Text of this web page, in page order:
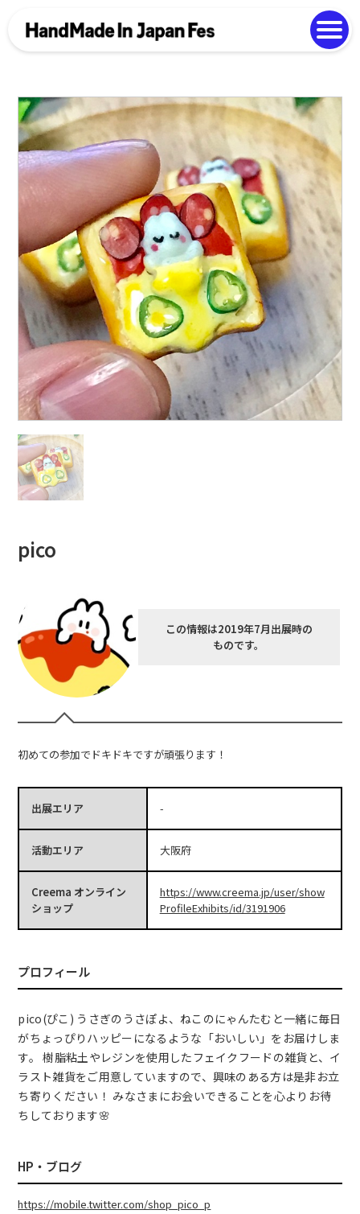
Photo Gallery
EN 中文
pico
この情報は2019年7月出展時の
ものです。
初めての参加でドキドキですが頑張ります！
出展エリア -
活動エリア 大阪府
Creema オンライン
ショップ
https://www.creema.jp/user/show
ProfileExhibits/id/3191906
プロフィール
pico(ぴこ) うさぎのうさぽよ、ねこのにゃんたむと一緒に毎日
がちょっぴりハッピーになるような「おいしい」をお届けしま
す。 樹脂粘土やレジンを使用したフェイクフードの雑貨と、イ
ラスト雑貨をご用意していますので、興味のある方は是非お立
ち寄りください！ みなさまにお会いできることを心よりお待
ちしております🌸
HP・ブログ
https://mobile.twitter.com/shop_pico_p